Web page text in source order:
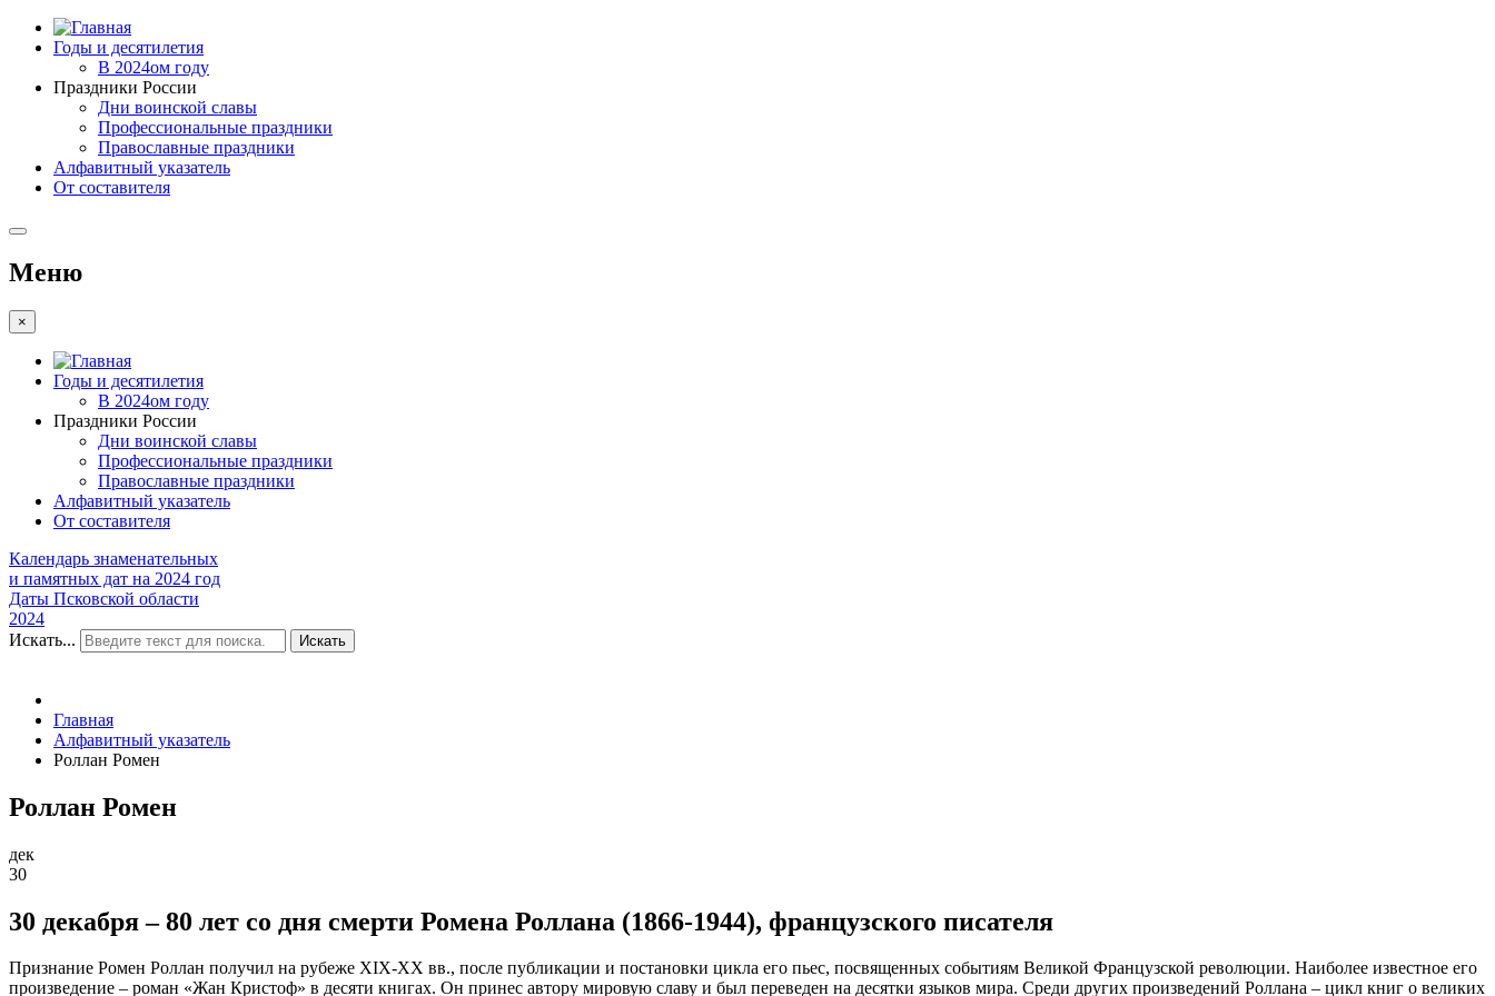
Годы и десятилетия
В 2024ом году
Праздники России
Дни воинской славы
Профессиональные праздники
Православные праздники
Алфавитный указатель
От составителя
Меню
×
Годы и десятилетия
В 2024ом году
Праздники России
Дни воинской славы
Профессиональные праздники
Православные праздники
Алфавитный указатель
От составителя
Календарь знаменательных
и памятных дат на 2024 год
Даты Псковской области
2024
Искать...
Искать
Главная
Алфавитный указатель
Роллан Ромен
Роллан Ромен
дек
30
30 декабря – 80 лет со дня смерти Ромена Роллана (1866-1944), французского писателя
Признание Ромен Роллан получил на рубеже XIX-XX вв., после публикации и постановки цикла его пьес, посвященных событиям Великой Французской революции. Наиболее известное его
произведение – роман «Жан Кристоф» в десяти книгах. Он принес автору мировую славу и был переведен на десятки языков мира. Среди других произведений Роллана – цикл книг о великих